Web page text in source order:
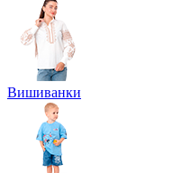
Вишиванки